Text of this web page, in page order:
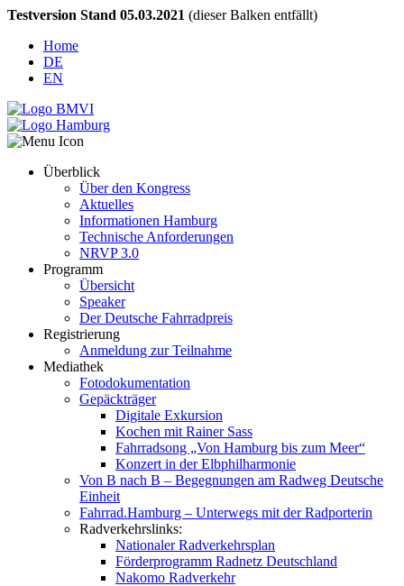
Testversion Stand 05.03.2021 (dieser Balken entfällt)
Home
DE
EN
Überblick
Über den Kongress
Aktuelles
Informationen Hamburg
Technische Anforderungen
NRVP 3.0
Programm
Übersicht
Speaker
Der Deutsche Fahrradpreis
Registrierung
Anmeldung zur Teilnahme
Mediathek
Fotodokumentation
Gepäckträger
Digitale Exkursion
Kochen mit Rainer Sass
Fahrradsong „Von Hamburg bis zum Meer“
Konzert in der Elbphilharmonie
Von B nach B – Begegnungen am Radweg Deutsche
Einheit
Fahrrad.Hamburg – Unterwegs mit der Radporterin
Radverkehrslinks:
Nationaler Radverkehrsplan
Förderprogramm Radnetz Deutschland
Nakomo Radverkehr